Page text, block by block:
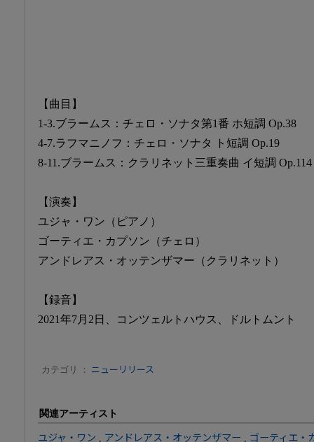
【曲目】
1-3.ブラームス：チェロ・ソナタ第1番 ホ短調 Op.38
4-7.ラフマニノフ：チェロ・ソナタ ト短調 Op.19
8-11.ブラームス：クラリネット三重奏曲 イ短調 Op.114
【演奏】
ユジャ・ワン（ピアノ）
ゴーティエ・カプソン（チェロ）
アンドレアス・オッテンザマー（クラリネット）
【録音】
2021年7月2日、コンツェルトハウス、ドルトムント
カテゴリ ： ニューリリース
関連アーティスト
ユジャ・ワン アンドレアス・オッテンザマー ゴーティエ・